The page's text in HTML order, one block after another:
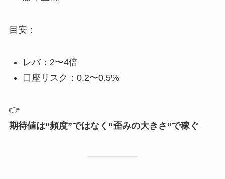
目安：
レバ：2〜4倍
口座リスク：0.2〜0.5%
👉
期待値は“頻度”ではなく“歪みの大きさ”で稼ぐ